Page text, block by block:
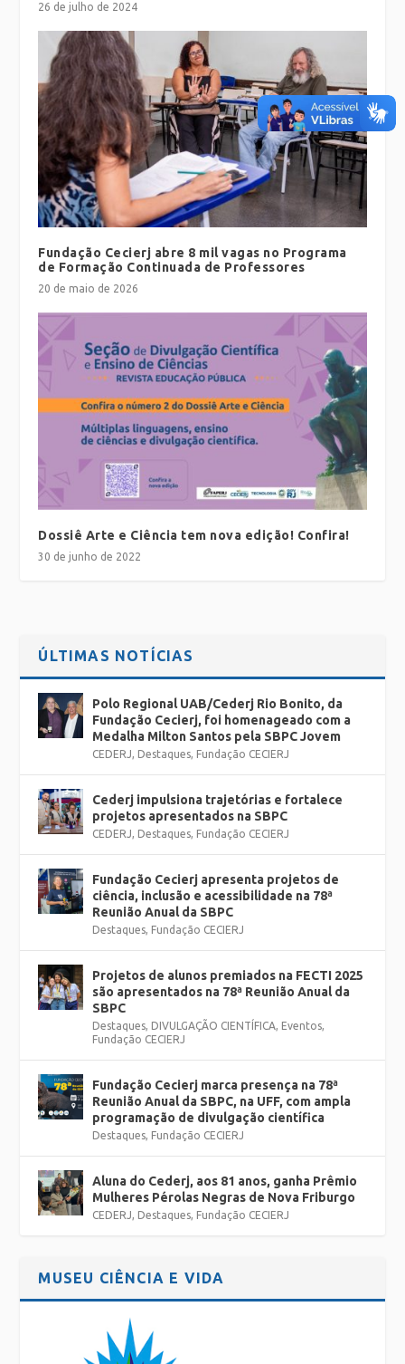
26 de julho de 2024
Fundação Cecierj abre 8 mil vagas no Programa
de Formação Continuada de Professores
20 de maio de 2026
Dossiê Arte e Ciência tem nova edição! Confira!
30 de junho de 2022
ÚLTIMAS NOTÍCIAS
Polo Regional UAB/Cederj Rio Bonito, da
Fundação Cecierj, foi homenageado com a
Medalha Milton Santos pela SBPC Jovem
CEDERJ, Destaques, Fundação CECIERJ
Cederj impulsiona trajetórias e fortalece
projetos apresentados na SBPC
CEDERJ, Destaques, Fundação CECIERJ
Fundação Cecierj apresenta projetos de
ciência, inclusão e acessibilidade na 78ª
Reunião Anual da SBPC
Destaques, Fundação CECIERJ
Projetos de alunos premiados na FECTI 2025
são apresentados na 78ª Reunião Anual da
SBPC
Destaques, DIVULGAÇÃO CIENTÍFICA, Eventos,
Fundação CECIERJ
Fundação Cecierj marca presença na 78ª
Reunião Anual da SBPC, na UFF, com ampla
programação de divulgação científica
Destaques, Fundação CECIERJ
Aluna do Cederj, aos 81 anos, ganha Prêmio
Mulheres Pérolas Negras de Nova Friburgo
CEDERJ, Destaques, Fundação CECIERJ
MUSEU CIÊNCIA E VIDA